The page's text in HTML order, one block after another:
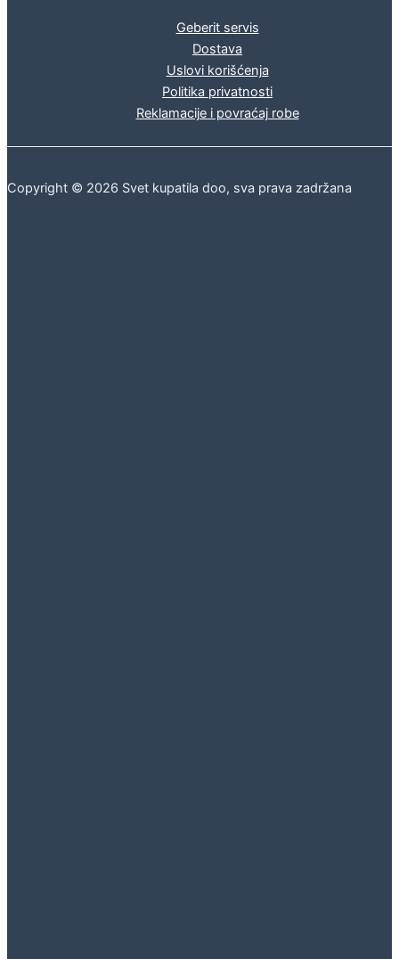
Geberit servis
Dostava
Uslovi korišćenja
Politika privatnosti
Reklamacije i povraćaj robe
Copyright © 2026 Svet kupatila doo, sva prava zadržana